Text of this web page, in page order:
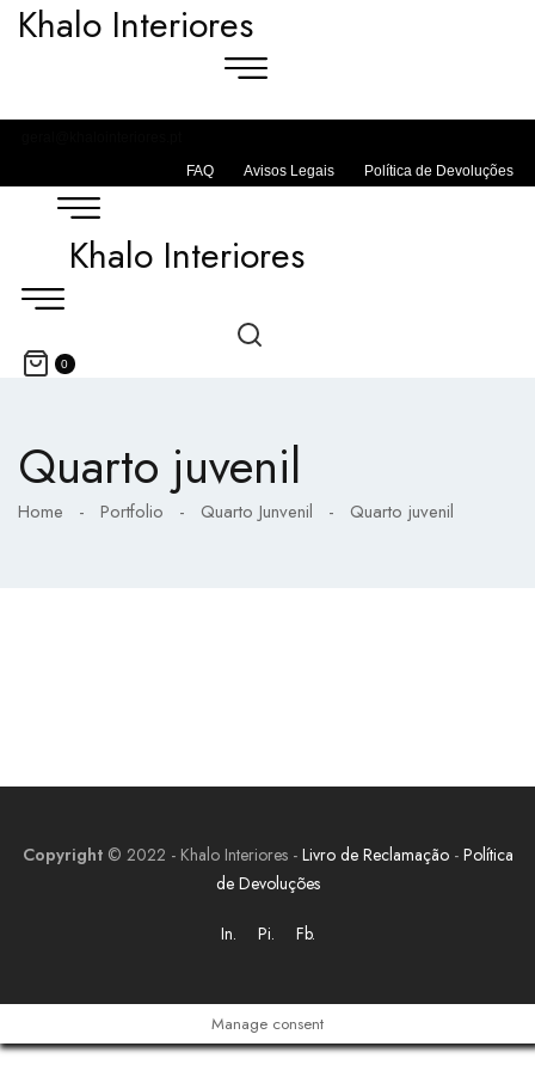
Khalo Interiores
FAQ
Avisos Legais Política de Devoluções
Khalo Interiores
0
Quarto juvenil
Home - Portfolio - Quarto Junvenil - Quarto juvenil
Copyright© 2022 - Khalo Interiores - Livro de Reclamação- Política
de Devoluções
In. Pi. Fb.
Manage consent